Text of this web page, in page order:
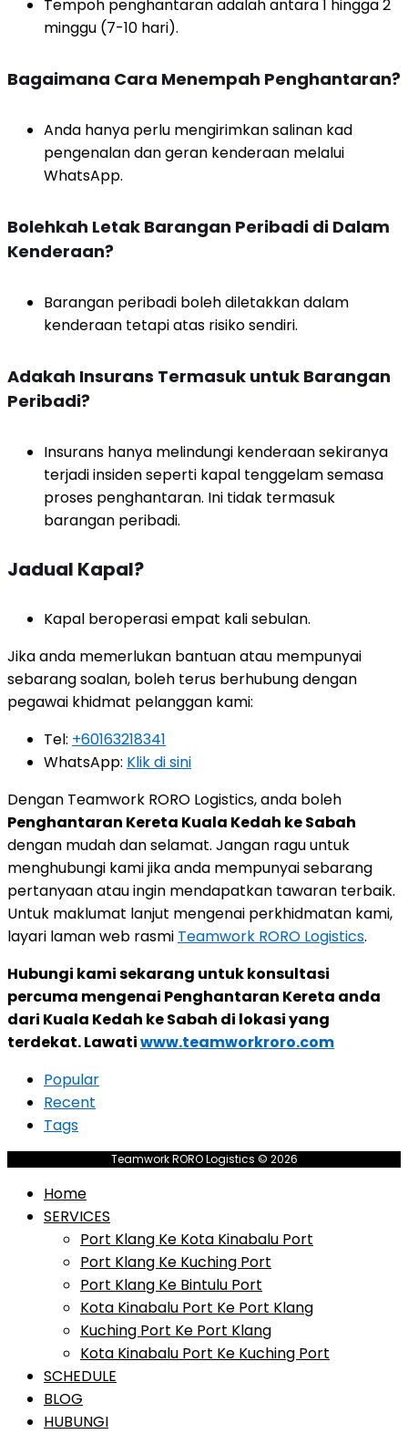
Tempoh penghantaran adalah antara 1 hingga 2
minggu (7-10 hari).
Bagaimana Cara Menempah Penghantaran?
Anda hanya perlu mengirimkan salinan kad
pengenalan dan geran kenderaan melalui
WhatsApp.
Bolehkah Letak Barangan Peribadi di Dalam
Kenderaan?
Barangan peribadi boleh diletakkan dalam
kenderaan tetapi atas risiko sendiri.
Adakah Insurans Termasuk untuk Barangan
Peribadi?
Insurans hanya melindungi kenderaan sekiranya
terjadi insiden seperti kapal tenggelam semasa
proses penghantaran. Ini tidak termasuk
barangan peribadi.
Jadual Kapal?
Kapal beroperasi empat kali sebulan.
Jika anda memerlukan bantuan atau mempunyai
sebarang soalan, boleh terus berhubung dengan
pegawai khidmat pelanggan kami:
Tel: +60163218341
WhatsApp: Klik di sini
Dengan Teamwork RORO Logistics, anda boleh
Penghantaran Kereta Kuala Kedah ke Sabah
dengan mudah dan selamat. Jangan ragu untuk
menghubungi kami jika anda mempunyai sebarang
pertanyaan atau ingin mendapatkan tawaran terbaik.
Untuk maklumat lanjut mengenai perkhidmatan kami,
layari laman web rasmi Teamwork RORO Logistics.
Hubungi kami sekarang untuk konsultasi
percuma mengenai Penghantaran Kereta anda
dari Kuala Kedah ke Sabah di lokasi yang
terdekat. Lawatiwww.teamworkroro.com
Popular
Recent
Tags
Teamwork RORO Logistics © 2026
Home
SERVICES
Port Klang Ke Kota Kinabalu Port
Port Klang Ke Kuching Port
Port Klang Ke Bintulu Port
Kota Kinabalu Port Ke Port Klang
Kuching Port Ke Port Klang
Kota Kinabalu Port Ke Kuching Port
SCHEDULE
BLOG
HUBUNGI